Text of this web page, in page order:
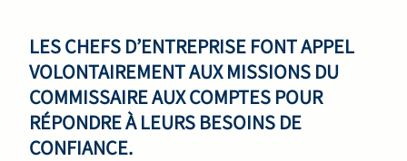
LES CHEFS D’ENTREPRISE FONT APPEL
VOLONTAIREMENT AUX MISSIONS DU
COMMISSAIRE AUX COMPTES POUR
RÉPONDRE À LEURS BESOINS DE
CONFIANCE.